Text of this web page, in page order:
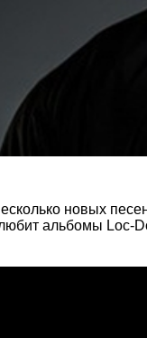
новых
альбомы Loc-